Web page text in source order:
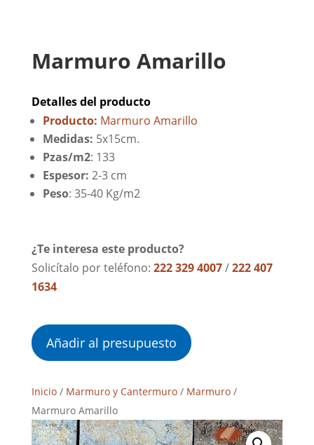
Marmuro Amarillo
Detalles del producto
Producto: Marmuro Amarillo
Medidas: 5x15cm.
Pzas/m2: 133
Espesor: 2-3 cm
Peso: 35-40 Kg/m2
¿Te interesa este producto?
Solicítalo por teléfono: 222 329 4007/222 407
1634
Añadir al presupuesto
Inicio/ Marmuro y Cantermuro/ Marmuro/
Marmuro Amarillo